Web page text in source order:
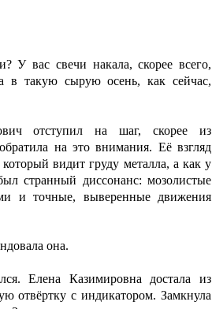
вас свечи накала, скорее всего,
в такую сырую осень, как сейчас,
отступил на шаг, скорее из
на это внимания. Её взгляд
видит груду металла, а как у
странный диссонанс: мозолистые
и точные, выверенные движения
она.
Елена Казимировна достала из
отвёртку с индикатором. Замкнула